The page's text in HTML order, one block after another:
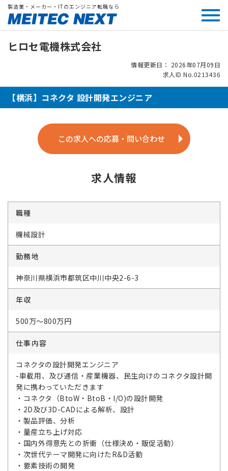
製造業・メーカー・ITのエンジニア転職なら
ヒロセ電機株式会社
情報更新日： 2026年07月09日
求人ID No.0213436
【横浜】コネクタ 設計開発エンジニア
この求人への応募・問い合わせ
求人情報
職種
機械設計
勤務地
神奈川県横浜市都筑区中川中央2-6-3
年収
500万～800万円
仕事内容
コネクタの設計開発エンジニア
-車載用、及び通信・産業機器、民生向けのコネクタ設計開
発に携わっていただきます
・コネクタ（BtoW・BtoB・I/O)の設計開発
・2D及び3D-CADによる解析、設計
・製品評価、分析
・量産立ち上げ対応
・国内外得意先との折衝（仕様決め・販促活動）
・次世代テーマ開発に向けたR&D活動
・要素技術の開発